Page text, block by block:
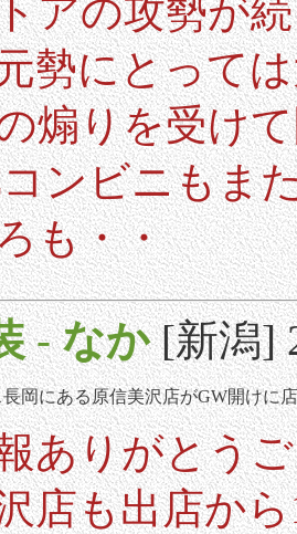
アの攻勢が
勢にとって
煽りを受け
ンビニもま
も・・
-なか [新潟]
岡にある原信美沢店がGW開けに
ありがとう
店も出店か